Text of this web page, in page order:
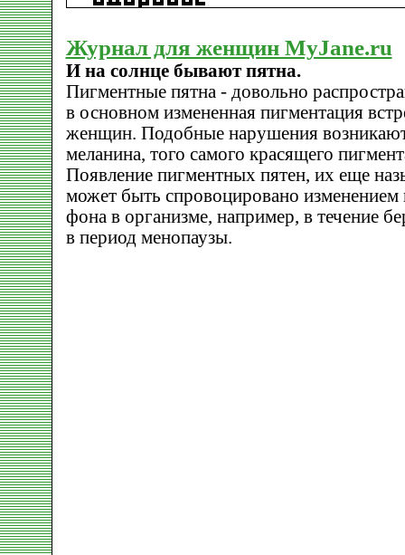
Журнал для женщин MyJane.ru
И на солнце бывают пятна.
Пигментные пятна - довольно
в основном измененная пигментация
женщин. Подобные нарушения возникают
меланина, того самого красящего
Появление пигментных пятен, их еще
может быть спровоцировано изменением
фона в организме, например, в течение
в период менопаузы.